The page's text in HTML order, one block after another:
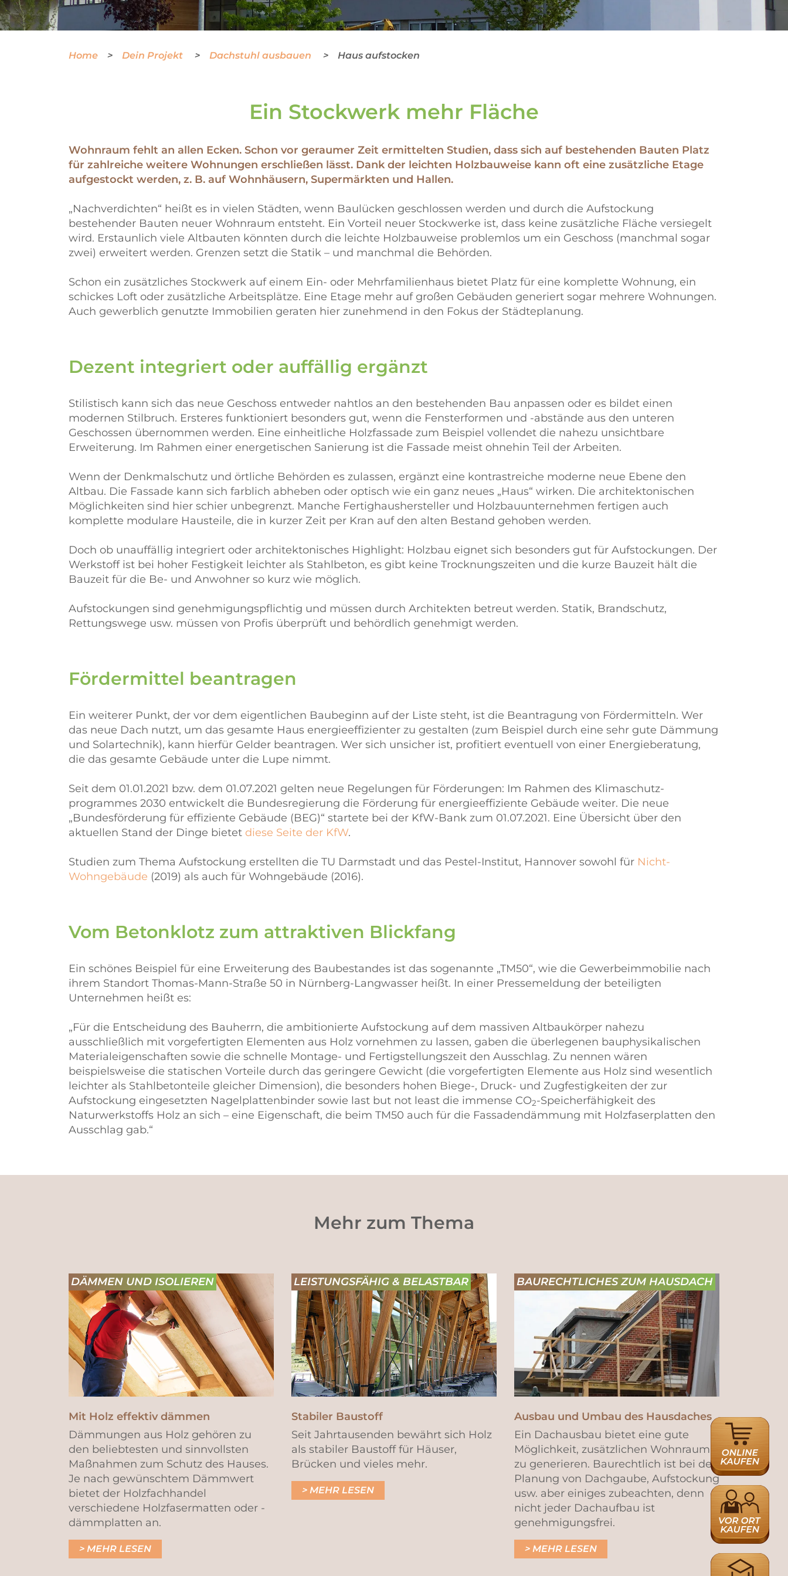
Home Dein Projekt Dachstuhl ausbauen Haus aufstocken
Ein Stockwerk mehr Fläche
Wohnraum fehlt an allen Ecken. Schon vor geraumer Zeit ermittelten Studien, dass sich auf bestehenden Bauten Platz
für zahlreiche weitere Wohnungen erschließen lässt. Dank der leichten Holzbauweise kann oft eine zusätzliche Etage
aufgestockt werden, z. B. auf Wohnhäusern, Supermärkten und Hallen.
„Nachverdichten“ heißt es in vielen Städten, wenn Baulücken geschlossen werden und durch die Aufstockung
bestehender Bauten neuer Wohnraum entsteht. Ein Vorteil neuer Stockwerke ist, dass keine zusätzliche Fläche versiegelt
wird. Erstaunlich viele Altbauten könnten durch die leichte Holzbauweise problemlos um ein Geschoss (manchmal sogar
zwei) erweitert werden. Grenzen setzt die Statik – und manchmal die Behörden.
Schon ein zusätzliches Stockwerk auf einem Ein- oder Mehrfamilienhaus bietet Platz für eine komplette Wohnung, ein
schickes Loft oder zusätzliche Arbeitsplätze. Eine Etage mehr auf großen Gebäuden generiert sogar mehrere Wohnungen.
Auch gewerblich genutzte Immobilien geraten hier zunehmend in den Fokus der Städteplanung.
Dezent integriert oder auffällig ergänzt
Stilistisch kann sich das neue Geschoss entweder nahtlos an den bestehenden Bau anpassen oder es bildet einen
modernen Stilbruch. Ersteres funktioniert besonders gut, wenn die Fensterformen und -abstände aus den unteren
Geschossen übernommen werden. Eine einheitliche Holzfassade zum Beispiel vollendet die nahezu unsichtbare
Erweiterung. Im Rahmen einer energetischen Sanierung ist die Fassade meist ohnehin Teil der Arbeiten.
Wenn der Denkmalschutz und örtliche Behörden es zulassen, ergänzt eine kontrastreiche moderne neue Ebene den
Altbau. Die Fassade kann sich farblich abheben oder optisch wie ein ganz neues „Haus“ wirken. Die architektonischen
Möglichkeiten sind hier schier unbegrenzt. Manche Fertighaushersteller und Holzbauunternehmen fertigen auch
komplette modulare Hausteile, die in kurzer Zeit per Kran auf den alten Bestand gehoben werden.
Doch ob unauffällig integriert oder architektonisches Highlight: Holzbau eignet sich besonders gut für Aufstockungen. Der
Werkstoff ist bei hoher Festigkeit leichter als Stahlbeton, es gibt keine Trocknungszeiten und die kurze Bauzeit hält die
Bauzeit für die Be- und Anwohner so kurz wie möglich.
Aufstockungen sind genehmigungspflichtig und müssen durch Architekten betreut werden. Statik, Brandschutz,
Rettungswege usw. müssen von Profis überprüft und behördlich genehmigt werden.
Fördermittel beantragen
Ein weiterer Punkt, der vor dem eigentlichen Baubeginn auf der Liste steht, ist die Beantragung von Fördermitteln. Wer
das neue Dach nutzt, um das gesamte Haus energieeffizienter zu gestalten (zum Beispiel durch eine sehr gute Dämmung
und Solartechnik), kann hierfür Gelder beantragen. Wer sich unsicher ist, profitiert eventuell von einer Energieberatung,
die das gesamte Gebäude unter die Lupe nimmt.
Seit dem 01.01.2021 bzw. dem 01.07.2021 gelten neue Regelungen für Förderungen: Im Rahmen des Klima­schutz­
programmes 2030 entwickelt die Bundes­regierung die Förderung für energie­effiziente Gebäude weiter. Die neue
„Bundes­förderung für effiziente Gebäude (BEG)“ startete bei der KfW-Bank zum 01.07.2021. Eine Übersicht über den
aktuellen Stand der Dinge bietet diese Seite der KfW.
Studien zum Thema Aufstockung erstellten die TU Darmstadt und das Pestel-Institut, Hannover sowohl für Nicht-
Wohngebäude (2019) als auch für Wohngebäude (2016).
Vom Betonklotz zum attraktiven Blickfang
Ein schönes Beispiel für eine Erweiterung des Baubestandes ist das sogenannte „TM50“, wie die Gewerbeimmobilie nach
ihrem Standort Thomas-Mann-Straße 50 in Nürnberg-Langwasser heißt. In einer Pressemeldung der beteiligten
Unternehmen heißt es:
„Für die Entscheidung des Bauherrn, die ambitionierte Aufstockung auf dem massiven Altbaukörper nahezu
ausschließlich mit vorgefertigten Elementen aus Holz vornehmen zu lassen, gaben die überlegenen bauphysikalischen
Materialeigenschaften sowie die schnelle Montage- und Fertigstellungszeit den Ausschlag. Zu nennen wären
beispielsweise die statischen Vorteile durch das geringere Gewicht (die vorgefertigten Elemente aus Holz sind wesentlich
leichter als Stahlbetonteile gleicher Dimension), die besonders hohen Biege-, Druck- und Zugfestigkeiten der zur
Aufstockung eingesetzten Nagelplattenbinder sowie last but not least die immense CO2-Speicherfähigkeit des
Naturwerkstoffs Holz an sich – eine Eigenschaft, die beim TM50 auch für die Fassadendämmung mit Holzfaserplatten den
Ausschlag gab.“
Mehr zum Thema
DÄMMEN UND ISOLIEREN
Mit Holz effektiv dämmen
Dämmungen aus Holz gehören zu
den beliebtesten und sinnvollsten
Maßnahmen zum Schutz des Hauses.
Je nach gewünschtem Dämmwert
bietet der Holzfachhandel
verschiedene Holzfasermatten oder -
dämmplatten an.
MEHR LESEN
LEISTUNGSFÄHIG & BELASTBAR
Stabiler Baustoff
Seit Jahrtausenden bewährt sich Holz
als stabiler Baustoff für Häuser,
Brücken und vieles mehr.
MEHR LESEN
BAURECHTLICHES ZUM HAUSDACH
Ausbau und Umbau des Hausdaches
Ein Dachausbau bietet eine gute
Möglichkeit, zusätzlichen Wohnraum
zu generieren. Baurechtlich ist bei der
Planung von Dachgaube, Aufstockung
usw. aber einiges zubeachten, denn
nicht jeder Dachaufbau ist
genehmigungsfrei.
MEHR LESEN
ONLINE